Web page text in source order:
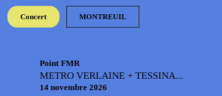
Concert MONTREUIL
Point FMR
METRO VERLAINE + TESSINA...
14 novembre 2026